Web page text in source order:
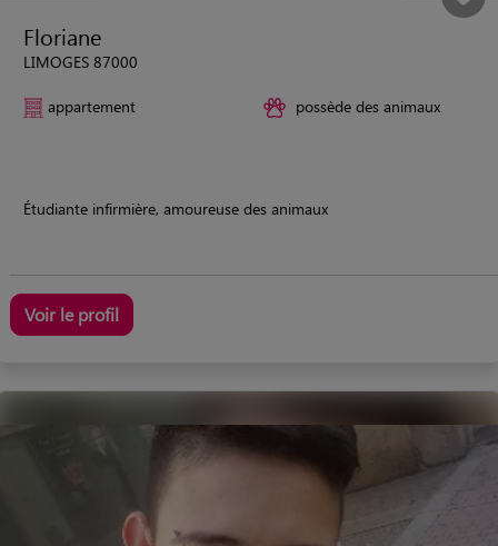
Floriane
LIMOGES 87000
appartement possède des animaux
Étudiante infirmière, amoureuse des animaux
Voir le profil